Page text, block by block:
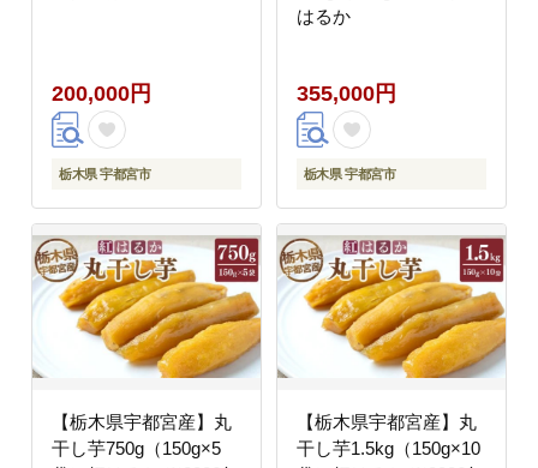
200,000円
栃木県 宇都宮市
はるか
355,000円
栃木県 宇都宮市
【栃木県宇都宮産】丸
干し芋750g（150g×5
【栃木県宇都宮産】丸
干し芋1.5kg（150g×10